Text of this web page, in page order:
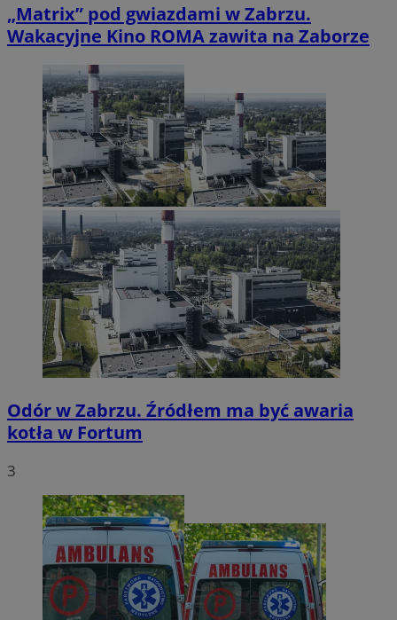
„Matrix” pod gwiazdami w Zabrzu.
Wakacyjne Kino ROMA zawita na Zaborze
Odór w Zabrzu. Źródłem ma być awaria
kotła w Fortum
3